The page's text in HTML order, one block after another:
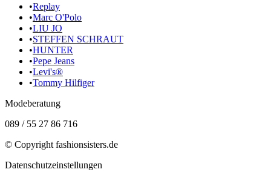
•Replay
•Marc O'Polo
•LIU JO
•STEFFEN SCHRAUT
•HUNTER
•Pepe Jeans
•Levi's®
•Tommy Hilfiger
Modeberatung
089 / 55 27 86 716
© Copyright fashionsisters.de
Datenschutzeinstellungen